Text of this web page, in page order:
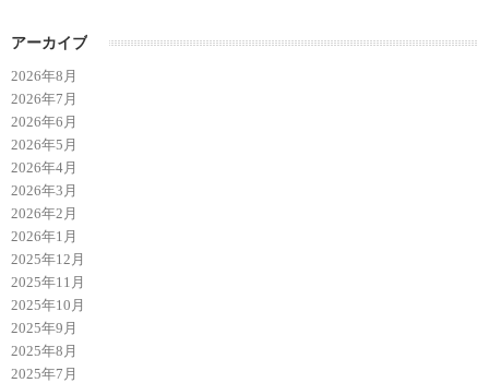
アーカイブ
2026年8月
2026年7月
2026年6月
2026年5月
2026年4月
2026年3月
2026年2月
2026年1月
2025年12月
2025年11月
2025年10月
2025年9月
2025年8月
2025年7月